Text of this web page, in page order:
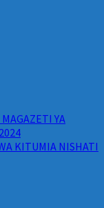
YA
KITUMIA NISHATI